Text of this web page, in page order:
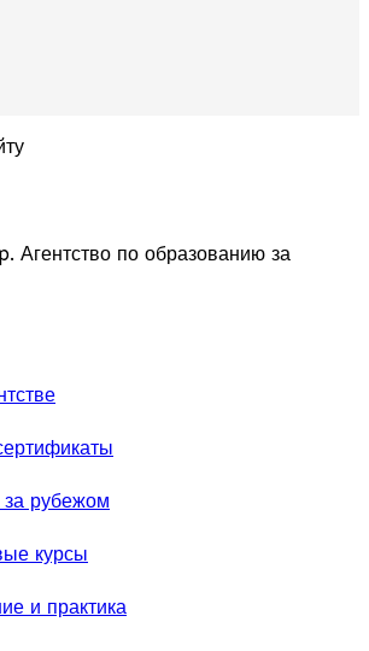
по образованию за
за рубежом
курсы
и практика